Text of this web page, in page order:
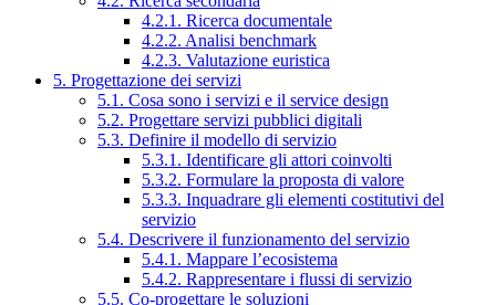
4.2.1. Ricerca documentale
4.2.2. Analisi benchmark
4.2.3. Valutazione euristica
5. Progettazione dei servizi
5.1. Cosa sono i servizi e il service design
5.2. Progettare servizi pubblici digitali
5.3. Definire il modello di servizio
5.3.1. Identificare gli attori coinvolti
5.3.2. Formulare la proposta di valore
5.3.3. Inquadrare gli elementi costitutivi del
servizio
5.4. Descrivere il funzionamento del servizio
5.4.1. Mappare l’ecosistema
5.4.2. Rappresentare i flussi di servizio
5.5. Co-progettare le soluzioni